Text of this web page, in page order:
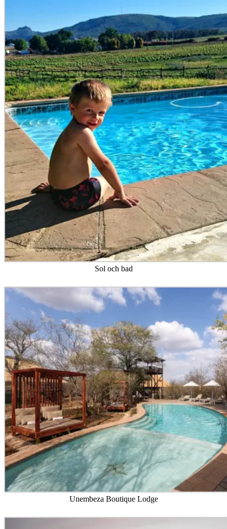
Sol och bad
Unembeza Boutique Lodge